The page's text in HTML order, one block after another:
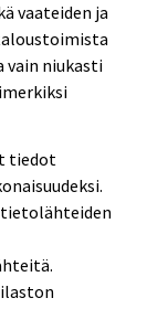
vaateiden ja
vain niukasti
tiedot
tietolähteiden